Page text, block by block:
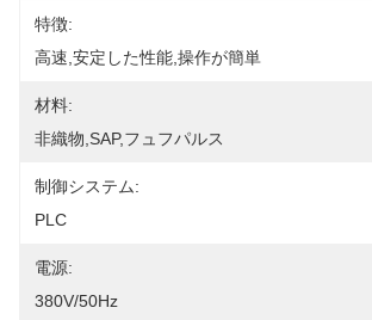
特徴:
高速,安定した性能,操作が簡単
材料:
非織物,SAP,フュフパルス
制御システム:
PLC
電源:
380V/50Hz